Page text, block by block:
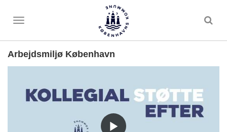
Toggle
Arbejdsmiljø København